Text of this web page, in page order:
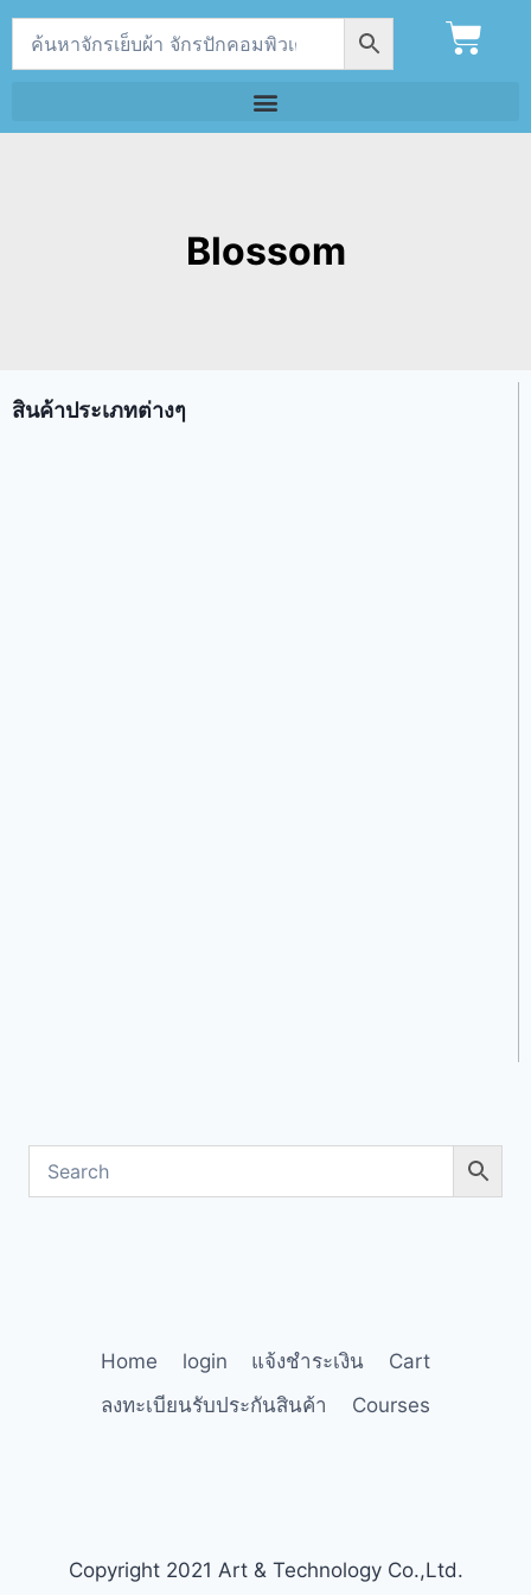
Blossom
สินค้าประเภทต่างๆ
Home login แจ้งชำระเงิน
Cart
ลงทะเบียนรับประกันสินค้า
Courses
Copyright 2021 Art & Technology Co.,Ltd.